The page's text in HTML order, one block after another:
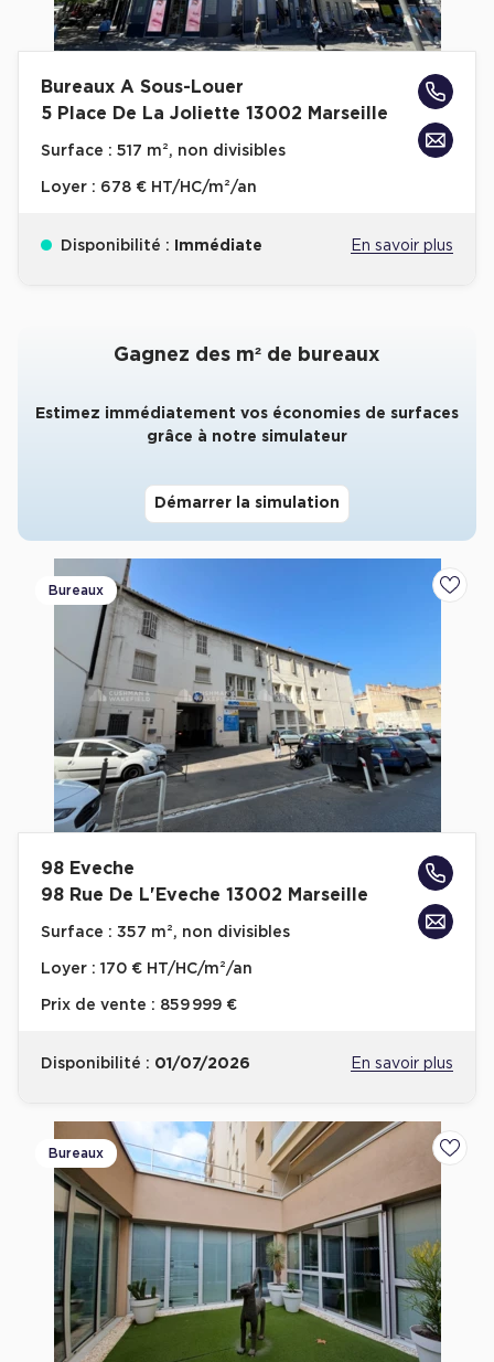
Collections de Logistique
Logistique urbaine
Entrepôts Messagerie
Entrepôts logistique classe A
Entrepôts XXL
Location de Commerces à Paris
Location de Commerces à Toulouse
Achat de Commerces
Achat de Commerces à Nîmes
Achat de Commerces à Toulouse
Achat de Commerces à Marseille
Achat de Commerces à Dijon
Bureaux privés
Bureaux privés à Paris
Bureaux privés à Lyon
Plateaux opérés à Paris
Plateaux opérés à Neuilly-sur-Seine
Plateaux opérés à Saint-Ouen
Plateaux opérés à Boulogne-Billancourt
Collections Flex / Coworking
Bureaux privés avec terrasse
Bureaux A Sous-Louer
5 Place De La Joliette 13002 Marseille
Surface : 517 m², non divisibles
Loyer : 678 € HT/HC/m²/an
Disponibilité : Immédiate En savoir plus
Gagnez des m² de bureaux
Estimez immédiatement vos économies de surfaces
grâce à notre simulateur
Démarrer la simulation
Bureaux
98 Eveche
98 Rue De L'Eveche 13002 Marseille
Surface : 357 m², non divisibles
Loyer : 170 € HT/HC/m²/an
Prix de vente : 859 999 €
Disponibilité : 01/07/2026 En savoir plus
Bureaux